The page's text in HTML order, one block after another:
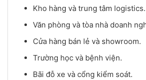
Kho hàng và trung tâm logistics.
Văn phòng và tòa nhà doanh
Cửa hàng bán lẻ và showroom.
Trường học và bệnh viện.
Bãi đỗ xe và cổng kiểm soát.